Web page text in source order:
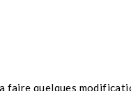
faire quelques